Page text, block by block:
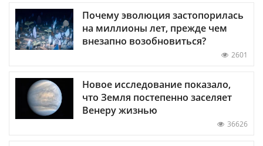
Почему эволюция застопорилась
на миллионы лет, прежде чем
внезапно возобновиться?
2601
Новое исследование показало,
что Земля постепенно заселяет
Венеру жизнью
36626